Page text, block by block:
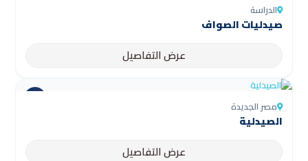
الدراسة
صيدليات الصواف
عرض التفاصيل
مصر الجديدة
الصيدلية
عرض التفاصيل